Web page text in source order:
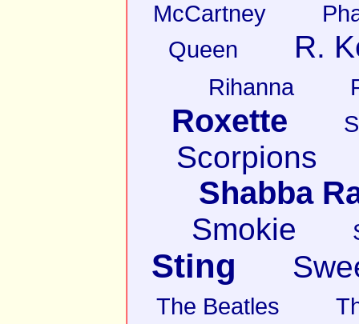
McCartney
Queen
R.
Rihanna
Roxette
Scorpions
Shabba
Smokie
Sting
The Beatles